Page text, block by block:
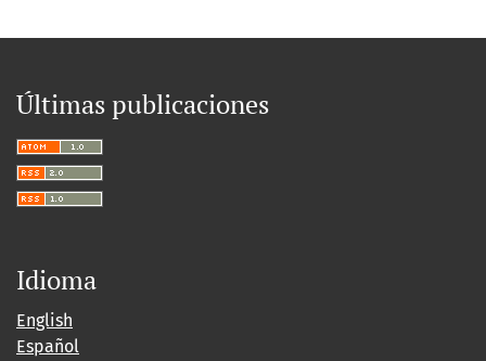
Últimas publicaciones
Idioma
English
Español